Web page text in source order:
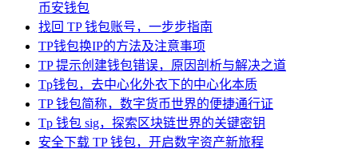
币安钱包
找回 TP 钱包账号，一步步指南
TP钱包换IP的方法及注意事项
TP 提示创建钱包错误，原因剖析与解决之道
Tp钱包，去中心化外衣下的中心化本质
TP 钱包简称，数字货币世界的便捷通行证
Tp 钱包 sig，探索区块链世界的关键密钥
安全下载 TP 钱包，开启数字资产新旅程